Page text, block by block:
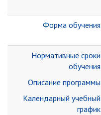
Форма обучения
Нормативные сроки
обучения
Описание программы
Календарный учебный
график